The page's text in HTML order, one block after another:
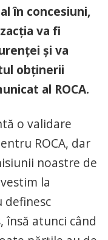
în concesiuni,
va fi
și va
obținerii
al ROCA.
o validare
ROCA, dar
noastre de
la
însă atunci când